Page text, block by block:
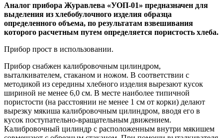
Аналог прибора Журавлева «УОП-01» предназначен для
выделения из хлебобулочного изделия образца
определенного объема, по результатам взвешивания
которого расчетным путем определяется пористость хлеба.
Прибор прост в использовании.
Прибор снабжен калибровочным цилиндром,
выталкивателем, стаканом и ножом. В соответствии с
методикой из середины хлебного изделия вырезают кусок
шириной не менее 6,0 см. В месте наиболее типичной
пористости (на расстоянии не менее 1 см от корки) делают
вырезку мякиша калибровочным цилиндром, вводя его в
кусок поступательно-вращательным движением.
Калибровочный цилиндр с расположенным внутри мякишем